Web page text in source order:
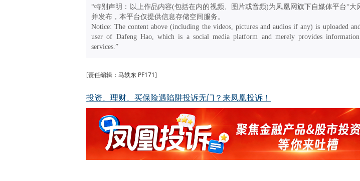
“特别声明：以上作品内容(包括在内的视频、图片或音频)为凤凰网旗下自媒体平台“大
并发布，本平台仅提供信息存储空间服务。
Notice: The content above (including the videos, pictures and audios if any) is uploaded
user of Dafeng Hao, which is a social media platform and merely provides information
services.”
[责任编辑：马轶东 PF171]
投资、理财、买保险遇陷阱投诉无门？来凤凰投诉！